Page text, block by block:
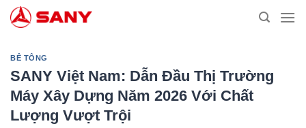
Bỏ
qua
dungBÊ TÔNG
SANY Việt Nam: Dẫn Đầu Thị Trường
Máy Xây Dựng Năm 2026 Với Chất
Lượng Vượt Trội